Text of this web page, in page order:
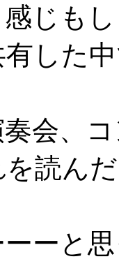
じも
した
会、
読ん
ーと